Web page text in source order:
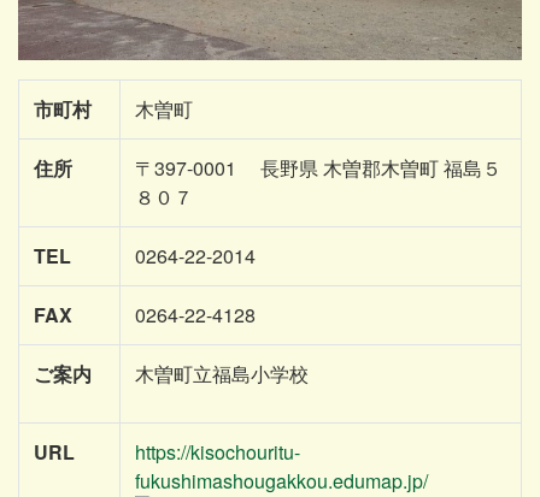
市町村 木曽町
住所
〒397-0001 長野県 木曽郡木曽町 福島５
８０７
TEL 0264-22-2014
FAX 0264-22-4128
ご案内 木曽町立福島小学校
URL
https://kisochouritu-
fukushimashougakkou.edumap.jp/